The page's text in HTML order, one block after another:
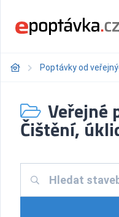
Poptávky od
Veřejné
Čištění,